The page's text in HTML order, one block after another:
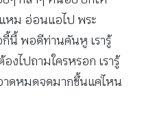
หม อ่อนแอไป พระ
กี้นี้ พอดีท่านคันหู เรารู้
งไปถามใครหรอก เรารู้
าดหมดจดมากขึ้นแค่ไหน